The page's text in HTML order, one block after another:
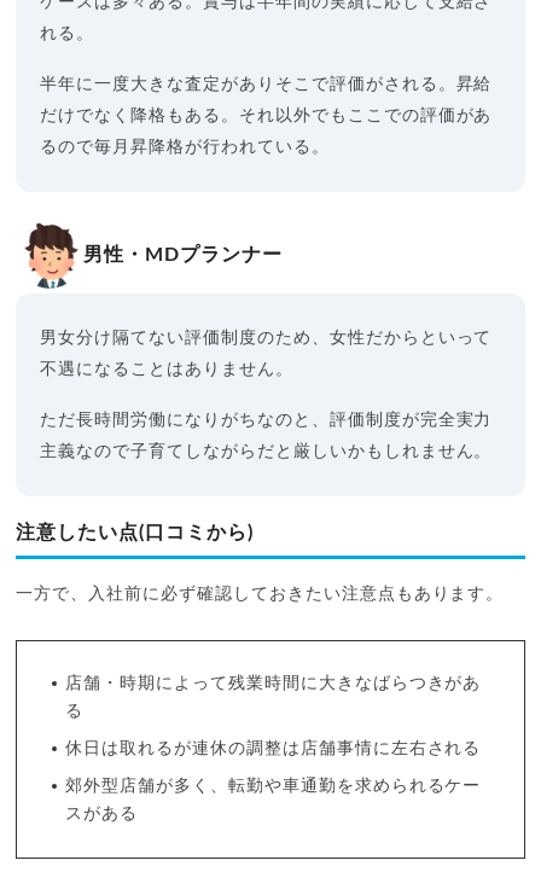
れる。
半年に一度大きな査定がありそこで評価がされる。昇給
だけでなく降格もある。それ以外でもここでの評価があ
るので毎月昇降格が行われている。
男性・MDプランナー
男女分け隔てない評価制度のため、女性だからといって
不遇になることはありません。
ただ長時間労働になりがちなのと、評価制度が完全実力
主義なので子育てしながらだと厳しいかもしれません。
注意したい点(口コミから)
一方で、入社前に必ず確認しておきたい注意点もあります。
店舗・時期によって残業時間に大きなばらつきがあ
る
休日は取れるが連休の調整は店舗事情に左右される
郊外型店舗が多く、転勤や車通勤を求められるケー
スがある